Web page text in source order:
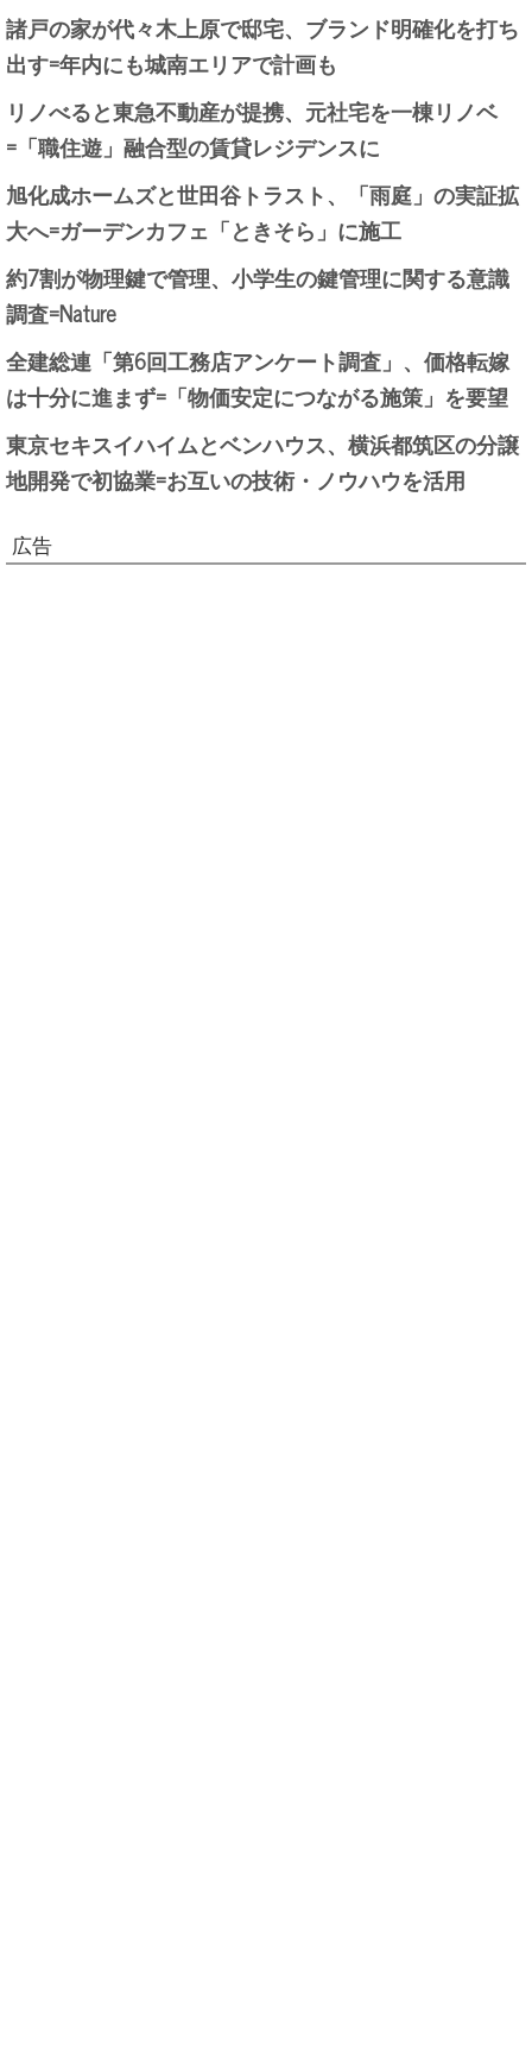
諸戸の家が代々木上原で邸宅、ブランド明確化を打ち
出す=年内にも城南エリアで計画も
リノべると東急不動産が提携、元社宅を一棟リノベ
=「職住遊」融合型の賃貸レジデンスに
旭化成ホームズと世田谷トラスト、「雨庭」の実証拡
大へ=ガーデンカフェ「ときそら」に施工
約7割が物理鍵で管理、小学生の鍵管理に関する意識
調査=Nature
全建総連「第6回工務店アンケート調査」、価格転嫁
は十分に進まず=「物価安定につながる施策」を要望
東京セキスイハイムとベンハウス、横浜都筑区の分譲
地開発で初協業=お互いの技術・ノウハウを活用
広告